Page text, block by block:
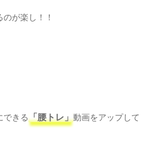
が楽し！！
できる「腰トレ」動画をアップして